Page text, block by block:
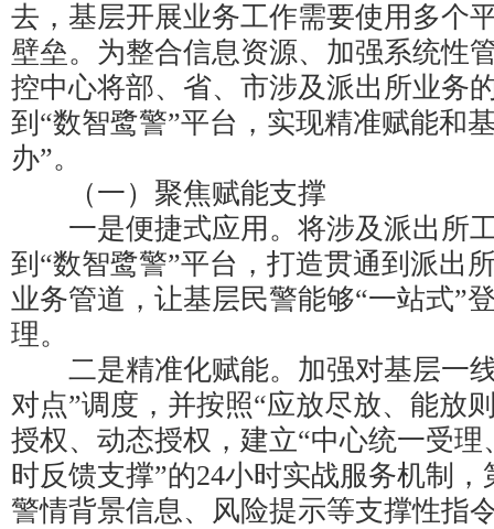
去，基层开展业务工作需要使用多个
壁垒。为整合信息资源、加强系统性
控中心将部、省、市涉及派出所业务
到“数智鹭警”平台，实现精准赋能和
办”。
（一）聚焦赋能支撑
一是便捷式应用。将涉及派出所
到“数智鹭警”平台，打造贯通到派出
业务管道，让基层民警能够“一站式”
理。
二是精准化赋能。加强对基层一线
对点”调度，并按照“应放尽放、能放
授权、动态授权，建立“中心统一受
时反馈支撑”的24小时实战服务机制
警情背景信息、风险提示等支撑性指